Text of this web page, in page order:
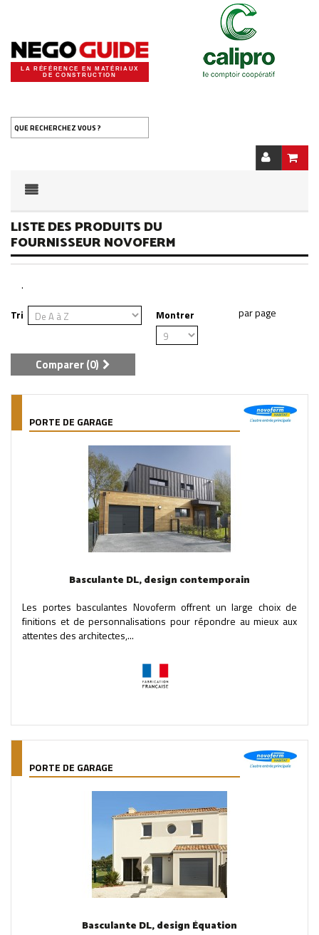
LA RÉFÉRENCE EN MATÉRIAUX
DE CONSTRUCTION
QUE RECHERCHEZ VOUS ?
LISTE DES PRODUITS DU
FOURNISSEUR NOVOFERM
.
Tri
Montrer
Comparer (0)
PORTE DE GARAGE
Basculante DL, design contemporain
Les portes basculantes Novoferm offrent un large choix de
finitions et de personnalisations pour répondre au mieux aux
attentes des architectes,...
PORTE DE GARAGE
Basculante DL, design Équation